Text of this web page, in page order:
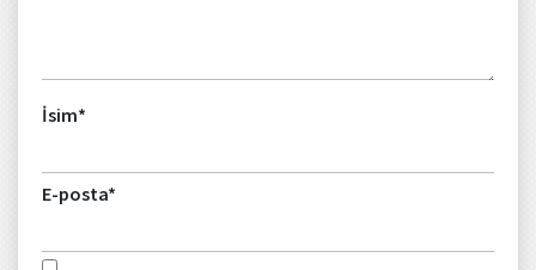
İsim*
E-posta*